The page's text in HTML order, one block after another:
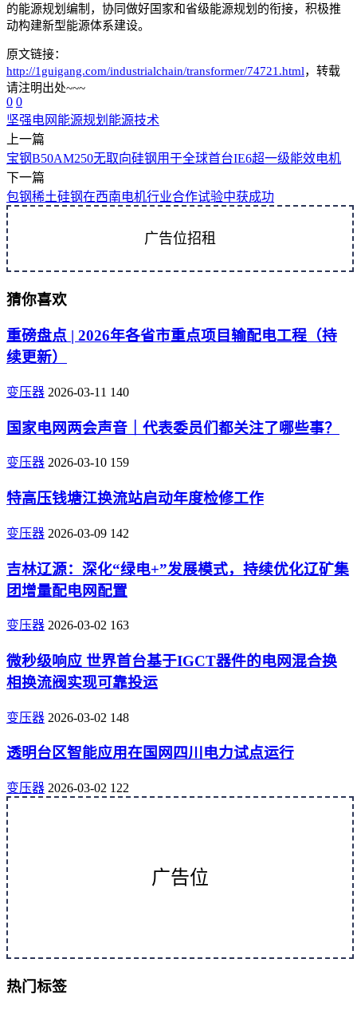
的能源规划编制，协同做好国家和省级能源规划的衔接，积极推
动构建新型能源体系建设。
原文链接：
http://1guigang.com/industrialchain/transformer/74721.html，转载
请注明出处~~~
0 0
坚强电网 能源规划 能源技术
上一篇
宝钢B50AM250无取向硅钢用于全球首台IE6超一级能效电机
下一篇
包钢稀土硅钢在西南电机行业合作试验中获成功
广告位招租
猜你喜欢
重磅盘点 | 2026年各省市重点项目输配电工程（持
续更新）
变压器 2026-03-11 140
国家电网两会声音｜代表委员们都关注了哪些事？
变压器 2026-03-10 159
特高压钱塘江换流站启动年度检修工作
变压器 2026-03-09 142
吉林辽源：深化“绿电+”发展模式，持续优化辽矿集
团增量配电网配置
变压器 2026-03-02 163
微秒级响应 世界首台基于IGCT器件的电网混合换
相换流阀实现可靠投运
变压器 2026-03-02 148
透明台区智能应用在国网四川电力试点运行
变压器 2026-03-02 122
广告位
热门标签